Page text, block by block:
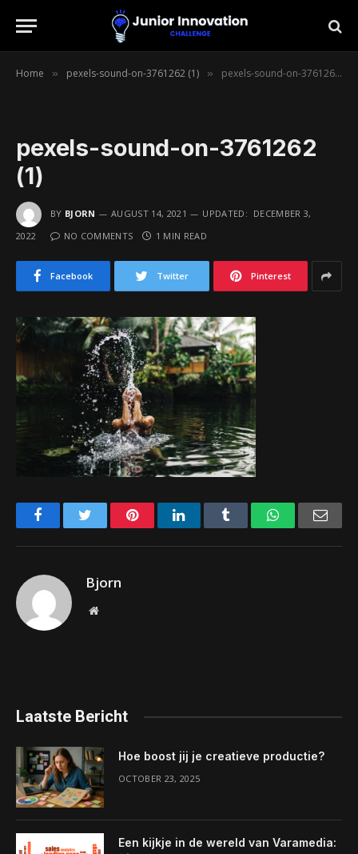
Home » pexels-sound-on-3761262 (1) » pexels-sound-on-3761262 (1)
pexels-sound-on-3761262
(1)
BY BJORN AUGUST 14, 2021 UPDATED: DECEMBER 3,
2022
NO COMMENTS 1 MIN READ
Facebook Twitter Pinterest
FacebookTwitter PinterestLinkedIn Tumblr WhatsApp
Bjorn
Website
Laatste Bericht
Hoe boost jij je creatieve productie?
OCTOBER 23, 2025
Een kijkje in de wereld van Varamedia: